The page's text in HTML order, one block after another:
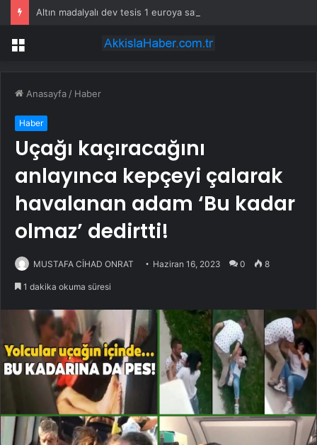
Menü
Anasayfa / Haber
Haber
Uçağı kaçıracağını
anlayınca kepçeyi çalarak
havalanan adam ‘Bu kadar
olmaz’ dedirtti!
MUSTAFA CİHAD ONRAT Haziran 16, 2023 0 8
1 dakika okuma süresi